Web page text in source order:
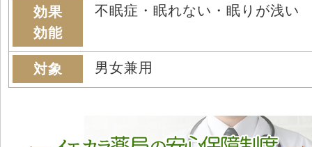
効果
効能
不眠症・眠れない・眠りが浅い
対象 男女兼用